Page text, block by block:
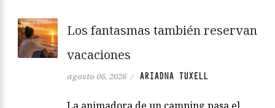
Imposible en la vida real, por las fechas,
porque seguramente Galdós se
Canaria, pero no imposible en la ficción,
tal como consigue Juan Carlos Rubio de